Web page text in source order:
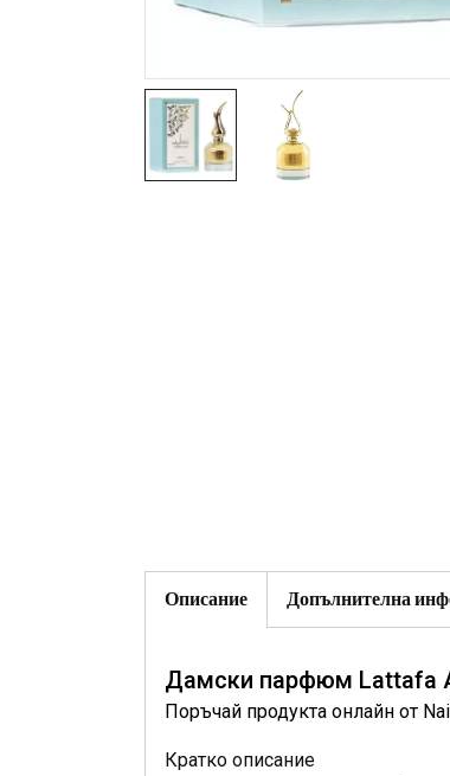
Описание Допълнителна
Дамски парфюм Lattafa
Поръчай продукта онлайн от
Кратко описание